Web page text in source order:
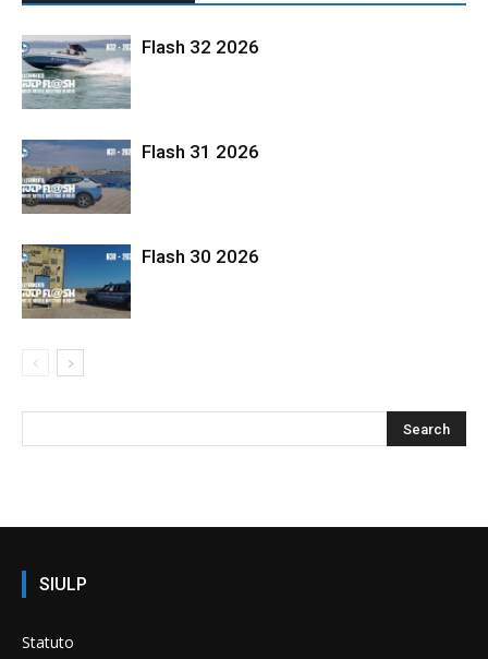
Flash 32 2026
Flash 31 2026
Flash 30 2026
SIULP
Statuto